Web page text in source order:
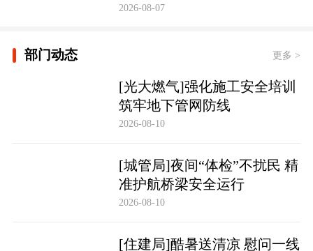
2026-08-07
部门动态 更多 >
[光大燃气]强化施工安全培训
筑牢地下管网防线
2026-08-10
[城管局]夜间“体检”不扰民 精
准护航桥梁安全运行
2026-08-10
[住建局]酷暑送清凉 慰问一线